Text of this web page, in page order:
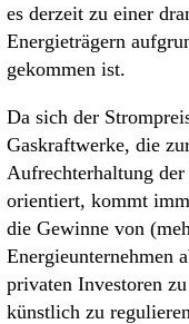
es derzeit zu einer
Energieträgern
gekommen ist.
Da sich der
Gaskraftwerke, die
Aufrechterhaltung
orientiert, kommt
die Gewinne von
Energieunternehmen
privaten Investoren
künstlich zu